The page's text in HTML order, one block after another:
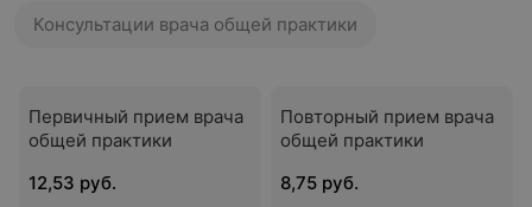
Консультации врача общей практики
Первичный прием врача
общей практики
12,53 руб.
Повторный прием врача
общей практики
8,75 руб.